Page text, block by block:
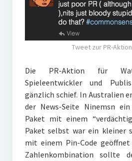
Tweet zur PR-Aktion
Die PR-Aktion für
Spieleentwickler und
gänzlich schief. In Australien
der News-Seite Ninemsn
Paket mit einem
Paket selbst war ein kleiner
mit einem Pin-Code
Zahlenkombination sollte